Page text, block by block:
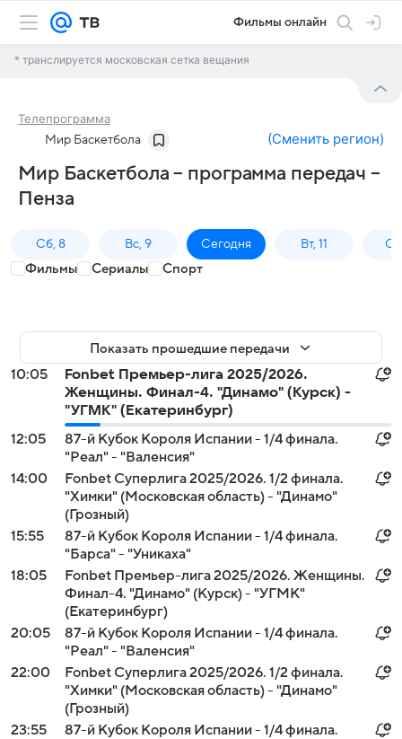
Фильмы онлайн
* транслируется московская сетка вещания
Телепрограмма
Мир Баскетбола (Сменить регион)
Мир Баскетбола – программа передач –
Пенза
Сб, 8 Вс, 9 Сегодня Вт, 11
Фильмы Сериалы Спорт
Показать прошедшие передачи
10:05
Fonbet Премьер-лига 2025/2026.
Женщины. Финал-4. "Динамо" (Курск) -
"УГМК" (Екатеринбург)
12:05
87-й Кубок Короля Испании - 1/4 финала.
"Реал" - "Валенсия"
14:00
Fonbet Суперлига 2025/2026. 1/2 финала.
"Химки" (Московская область) - "Динамо"
(Грозный)
15:55
87-й Кубок Короля Испании - 1/4 финала.
"Барса" - "Уникаха"
18:05
Fonbet Премьер-лига 2025/2026. Женщины.
Финал-4. "Динамо" (Курск) - "УГМК"
(Екатеринбург)
20:05
87-й Кубок Короля Испании - 1/4 финала.
"Реал" - "Валенсия"
22:00
Fonbet Суперлига 2025/2026. 1/2 финала.
"Химки" (Московская область) - "Динамо"
(Грозный)
23:55
87-й Кубок Короля Испании - 1/4 финала.